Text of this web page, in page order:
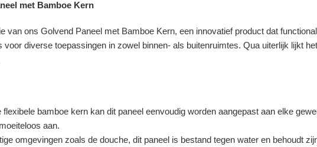
met Bamboe Kern
van ons Golvend Paneel met Bamboe Kern, een innovatief product dat
voor diverse toepassingen in zowel binnen- als buitenruimtes. Qua uiterlijk lijkt
flexibele bamboe kern kan dit paneel eenvoudig worden aangepast aan elke
aan.
omgevingen zoals de douche, dit paneel is bestand tegen water en behoudt